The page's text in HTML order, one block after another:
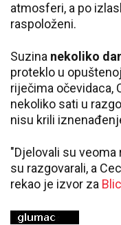
atmosferi, a po
raspoloženi.
Suzina nekoliko
proteklo u
riječima očevidaca,
nekoliko sati u
nisu krili
"Djelovali su
su razgovarali, a
rekao je izvor za Blic